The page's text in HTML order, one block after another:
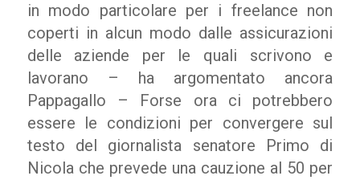
in modo particolare per i freelance non
coperti in alcun modo dalle assicurazioni
delle aziende per le quali scrivono e
lavorano – ha argomentato ancora
Pappagallo – Forse ora ci potrebbero
essere le condizioni per convergere sul
testo del giornalista senatore Primo di
Nicola che prevede una cauzione al 50 per